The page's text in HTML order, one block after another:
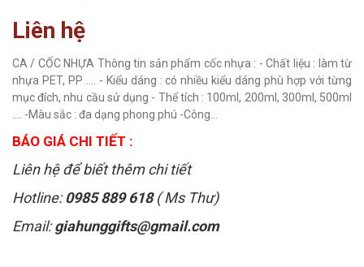
Liên hệ
CA / CỐC NHỰA Thông tin sản phẩm cốc nhựa : - Chất liệu : làm từ
nhựa PET, PP .... - Kiểu dáng : có nhiều kiểu dáng phù hợp với từng
mục đích, nhu cầu sử dụng - Thể tích : 100ml, 200ml, 300ml, 500ml
.... -Màu sắc : đa dạng phong phú -Công...
BÁO GIÁ CHI TIẾT :
Liên hệ để biết thêm chi tiết
Hotline:0985 889 618( Ms Thư)
Email:giahunggifts@gmail.com